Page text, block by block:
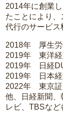
2014年に創業
たことにより
代行のサービス
2018年 厚生労
2019年 東洋経
2019年 日経
2019年 日本経
2022年 東京証
他、日経新聞
レビ、TBSな